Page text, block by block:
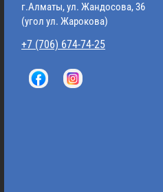
г.Алматы, ул. Жандосова, 36
(угол ул. Жарокова)
+7 (706) 674-74-25